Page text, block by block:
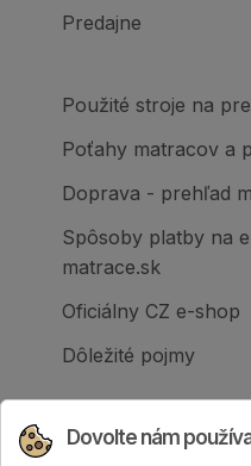
Predajne
Použité stroje na
Poťahy matracov a
Doprava - prehľad
Spôsoby platby na
matrace.sk
Oficiálny CZ e-shop
Dôležité pojmy
Dovolte nám